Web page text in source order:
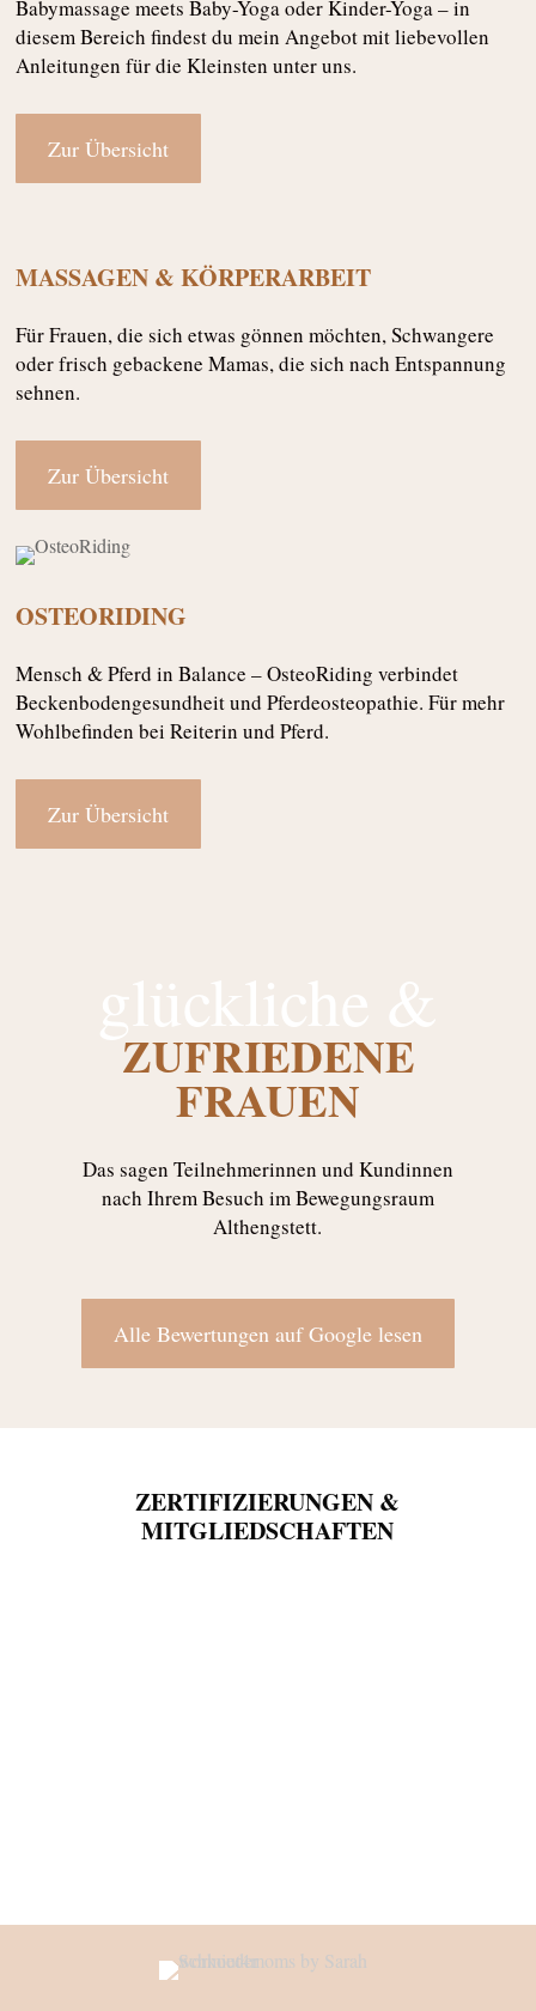
Babymassage meets Baby-Yoga oder Kinder-Yoga – in
diesem Bereich findest du mein Angebot mit liebevollen
Anleitungen für die Kleinsten unter uns.
Zur Übersicht
MASSAGEN & KÖRPERARBEIT
Für Frauen, die sich etwas gönnen möchten, Schwangere
oder frisch gebackene Mamas, die sich nach Entspannung
sehnen.
Zur Übersicht
OSTEORIDING
Mensch & Pferd in Balance – OsteoRiding verbindet
Beckenbodengesundheit und Pferdeosteopathie. Für mehr
Wohlbefinden bei Reiterin und Pferd.
Zur Übersicht
ZUFRIEDENE
FRAUEN
Das sagen Teilnehmerinnen und Kundinnen
nach Ihrem Besuch im Bewegungsraum
Althengstett.
Alle Bewertungen auf Google lesen
ZERTIFIZIERUNGEN &
MITGLIEDSCHAFTEN